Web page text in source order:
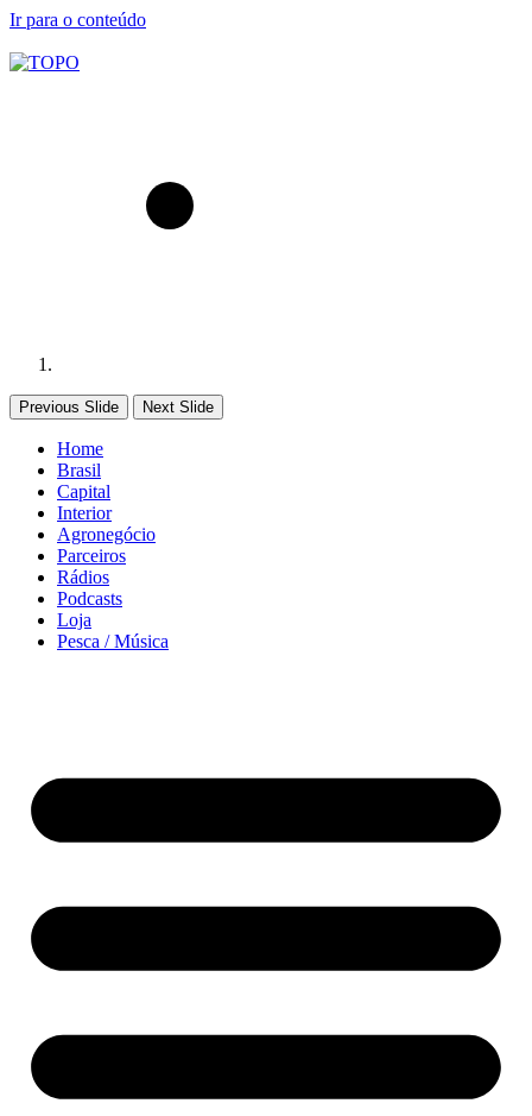
Ir para o conteúdo
Previous Slide Next Slide
Home
Brasil
Capital
Interior
Agronegócio
Parceiros
Rádios
Podcasts
Loja
Pesca / Música